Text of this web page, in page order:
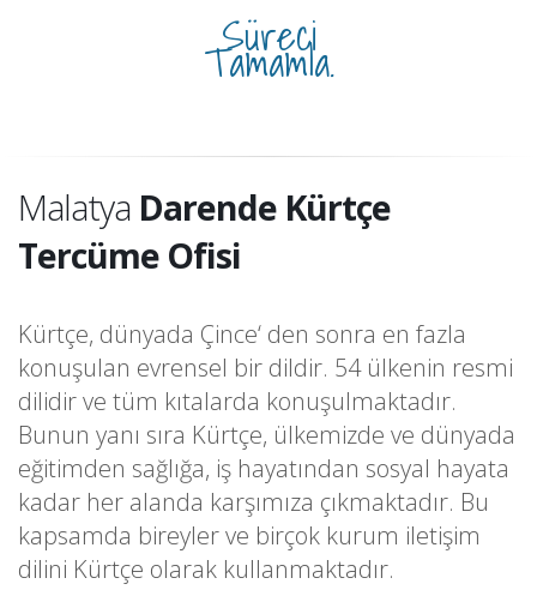
Süreci
Tamamla.
Malatya Darende Kürtçe
Tercüme Ofisi
Kürtçe, dünyada Çince‘ den sonra en fazla
konuşulan evrensel bir dildir. 54 ülkenin resmi
dilidir ve tüm kıtalarda konuşulmaktadır.
Bunun yanı sıra Kürtçe, ülkemizde ve dünyada
eğitimden sağlığa, iş hayatından sosyal hayata
kadar her alanda karşımıza çıkmaktadır. Bu
kapsamda bireyler ve birçok kurum iletişim
dilini Kürtçe olarak kullanmaktadır.